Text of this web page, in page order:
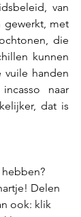
van
met
die
kunnen
vuile handen
naar
dat is
Delen
ook: klik